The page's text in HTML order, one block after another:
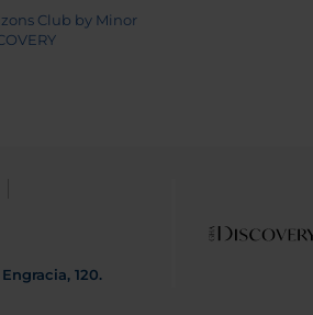
Club by Minor
120.